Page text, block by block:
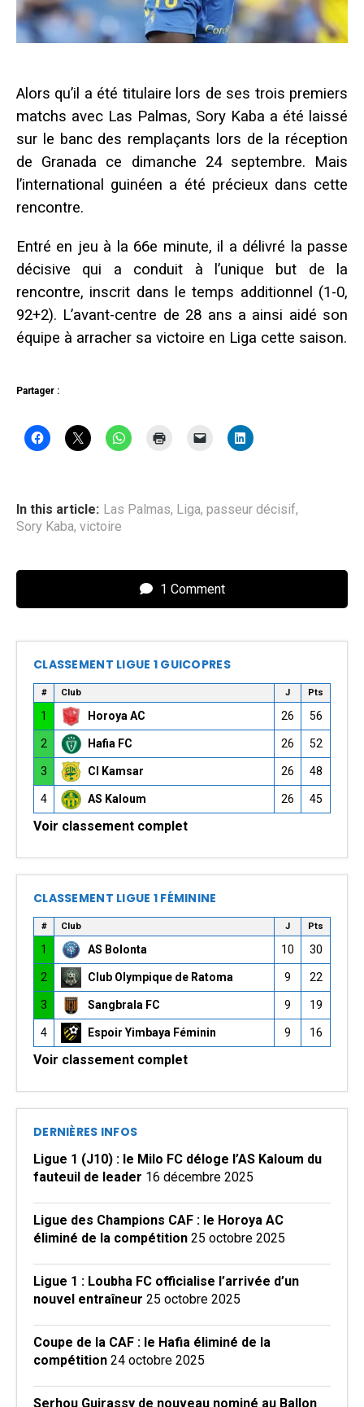
Alors qu’il a été titulaire lors de ses trois premiers
matchs avec Las Palmas, Sory Kaba a été laissé
sur le banc des remplaçants lors de la réception
de Granada ce dimanche 24 septembre. Mais
l’international guinéen a été précieux dans cette
rencontre.
Entré en jeu à la 66e minute, il a délivré la passe
décisive qui a conduit à l’unique but de la
rencontre, inscrit dans le temps additionnel (1-0,
92+2). L’avant-centre de 28 ans a ainsi aidé son
équipe à arracher sa victoire en Liga cette saison.
Partager :
In this article: Las Palmas, Liga, passeur décisif,
Sory Kaba, victoire
1 Comment
CLASSEMENT LIGUE 1 GUICOPRES
# Club J Pts
1 Horoya AC 26 56
2 Hafia FC 26 52
3 CI Kamsar 26 48
4 AS Kaloum 26 45
Voir classement complet
CLASSEMENT LIGUE 1 FÉMININE
# Club J Pts
1 AS Bolonta 10 30
2 Club Olympique de Ratoma 9 22
3 Sangbrala FC 9 19
4 Espoir Yimbaya Féminin 9 16
Voir classement complet
DERNIÈRES INFOS
Ligue 1 (J10) : le Milo FC déloge l’AS Kaloum du
fauteuil de leader 16 décembre 2025
Ligue des Champions CAF : le Horoya AC
éliminé de la compétition 25 octobre 2025
Ligue 1 : Loubha FC officialise l’arrivée d’un
nouvel entraîneur 25 octobre 2025
Coupe de la CAF : le Hafia éliminé de la
compétition 24 octobre 2025
Serhou Guirassy de nouveau nominé au Ballon